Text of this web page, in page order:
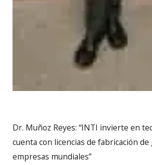
Dr. Muñoz Reyes: “INTI invierte en
cuenta con licencias de fabricación
empresas mundiales”